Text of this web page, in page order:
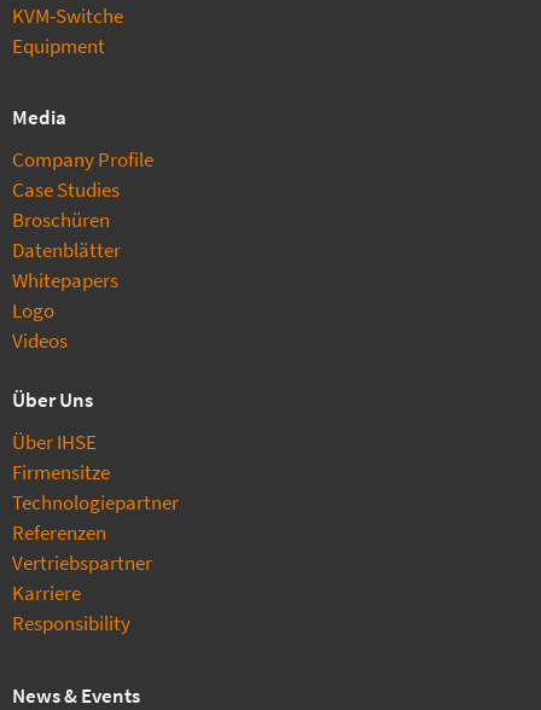
KVM-Switche
Equipment
Media
Company Profile
Case Studies
Broschüren
Datenblätter
Whitepapers
Logo
Videos
Über Uns
Über IHSE
Firmensitze
Technologiepartner
Referenzen
Vertriebspartner
Karriere
Responsibility
News & Events